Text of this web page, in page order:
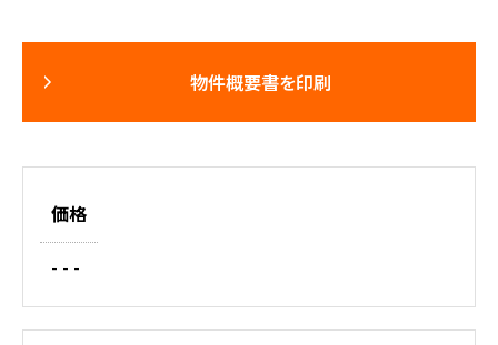
物件概要書を印刷
価格
- - -